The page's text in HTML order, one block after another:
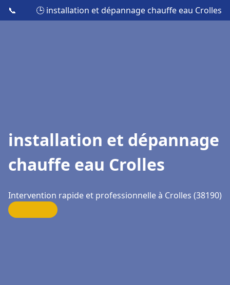
📞 🕒 installation et dépannage chauffe eau Crolles
installation et dépannage
chauffe eau Crolles
Intervention rapide et professionnelle à Crolles (38190)